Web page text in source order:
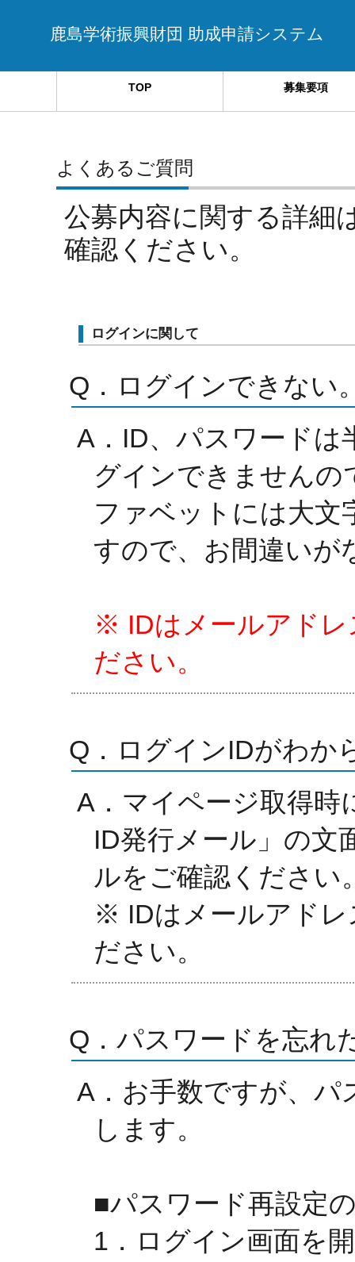
鹿島学術振興財団 助成申請システム
TOP 募集要項
よくあるご質問
公募内容に関する詳細
確認ください。
ログインに関して
Q．ログインできない
A．ID、パスワードは
グインできませんの
ファベットには大文
すので、お間違いが
※ IDはメールアドレ
ださい。
Q．ログインIDがわか
A．マイページ取得時
ID発行メール」の文
ルをご確認ください
※ IDはメールアドレ
ださい。
Q．パスワードを忘れ
A．お手数ですが、パ
します。
■パスワード再設定
1．ログイン画面を